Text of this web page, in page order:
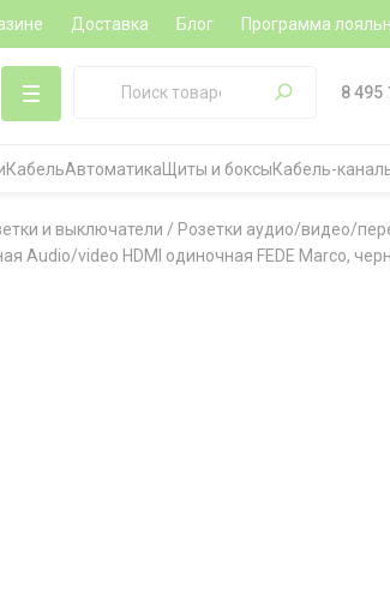
Доставка Блог Программа
8 495
КабельАвтоматика Щиты и боксыКабель-
и выключатели / Розетки аудио/видео/
Audio/video HDMI одиночная FEDE Marco,